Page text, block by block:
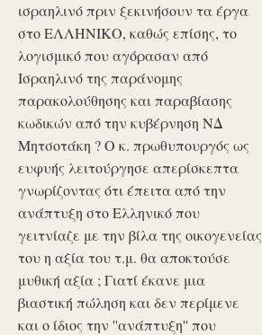
ισραηλινό πριν ξεκινήσουν τα έργα
στο ΕΛΛΗΝΙΚΟ, καθώς επίσης, το
λογισμικό που αγόρασαν από
Ισραηλινό της παράνομης
παρακολούθησης και παραβίασης
κωδικών από την κυβέρνηση ΝΔ
Μητσοτάκη ? Ο κ. πρωθυπουργός ως
ευφυής λειτούργησε απερίσκεπτα
γνωρίζοντας ότι έπειτα από την
ανάπτυξη στο Ελληνικό που
γειτνίαζε με την βίλα της οικογενείας
του η αξία του τ.μ. θα αποκτούσε
μυθική αξία ; Γιατί έκανε μια
βιαστική πώληση και δεν περίμενε
και ο ίδιος την ''ανάπτυξη'' που